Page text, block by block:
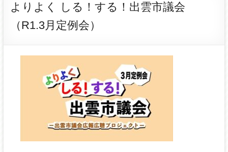
よりよく しる！する！出雲市議会
（R1.3月定例会）